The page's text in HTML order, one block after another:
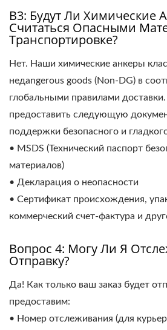
В3: Будут Ли Химические
Считаться Опасными
Транспортировке?
Нет. Наши химические анкеры
недangerous goods (Non-DG) в
глобальными правилами
предоставить следующую
поддержки безопасного и
• MSDS (Технический паспорт
материалов)
• Декларация о неопасности
• Сертификат происхождения,
коммерческий счет-фактура и
Вопрос 4: Могу Ли Я
Отправку?
Да! Как только ваш заказ будет
предоставим:
• Номер отслеживания (для